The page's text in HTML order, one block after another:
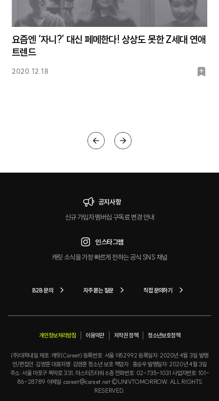
요즘엔 ‘자니?’ 대신 페메한다! 상상도 못한 Z세대 연애
트렌드
2020.12.18
북
공지사항
신규 가입자 멤버십 구독료 변경 안내
인스타그램
캐릿 소식을 가장 빠르게 전하는 공식 SNS 채널
B2B 문의 자주 묻는 질문 직접 문의하기
개인정보처리방침 이용약관 저작권 정책 청소년보호정책
(주)대학내일 제호: 캐릿(Careet) 등록번호: 서울 아52992 등록일자: 2020년 4월 3일 발행
인/편집인: 김영훈 대표자명: 김영훈 청소년 보호 책임자 : 홍승우 발행일자: 2020년 4월 3일
주소: 서울 마포구 독막로 331, 마스터즈타워 6층 전화번호: 02-735-1031 사업자번호: 101-
86-28789 이메일: careet@careet.net ©UNIVTOMORROW. ALL RIGHTS
RESERVED.